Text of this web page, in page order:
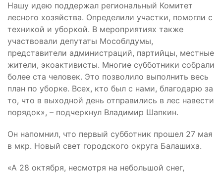
Нашу идею поддержал региональный Комитет
лесного хозяйства. Определили участки, помогли с
техникой и уборкой. В мероприятиях также
участвовали депутаты Мособлдумы,
представители администраций, партийцы, местные
жители, экоактивисты. Многие субботники собрали
более ста человек. Это позволило выполнить весь
план по уборке. Всех, кто был с нами, благодарю за
то, что в выходной день отправились в лес навести
порядок», – подчеркнул Владимир Шапкин.
Он напомнил, что первый субботник прошел 27 мая
в мкр. Новый свет городского округа Балашиха.
«А 28 октября, несмотря на небольшой снег,